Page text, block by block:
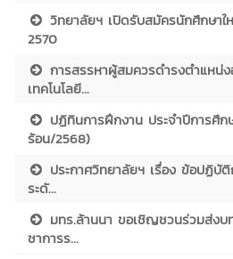
วิทยาลัยฯ เปิดรับสมัครนักศึกษาใ
2570
การสรรหาผู้สมควรดำรงตำแหน่
เทคโนโลยี...
ปฏิทินการฝึกงาน ประจำปีการศึ
ร้อน/2568)
ประกาศวิทยาลัยฯ เรื่อง ข้อปฏิบั
ระดั...
มทร.ล้านนา ขอเชิญชวนร่วมส่งบ
ชาการร...